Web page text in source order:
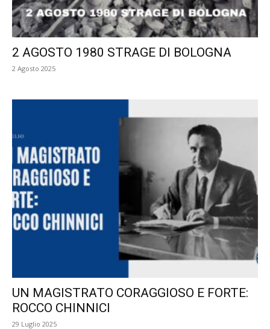
2 AGOSTO 1980 STRAGE DI BOLOGNA
2 Agosto 2025
UN MAGISTRATO CORAGGIOSO E FORTE:
ROCCO CHINNICI
29 Luglio 2025